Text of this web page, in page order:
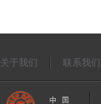
关于我们 联系我们